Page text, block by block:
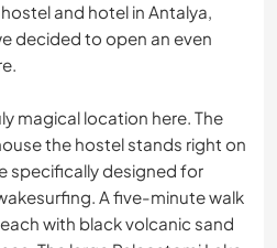
and hotel in Antalya,
decided to open an even
magical location here. The
the hostel stands right on
specifically designed for
A five-minute walk
with black volcanic sand